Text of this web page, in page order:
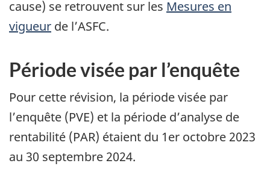
cause) se retrouvent sur les Mesures en
vigueur de l’ASFC.
Période visée par l’enquête
Pour cette révision, la période visée par
l’enquête (PVE) et la période d’analyse de
rentabilité (PAR) étaient du 1er octobre 2023
au 30 septembre 2024.